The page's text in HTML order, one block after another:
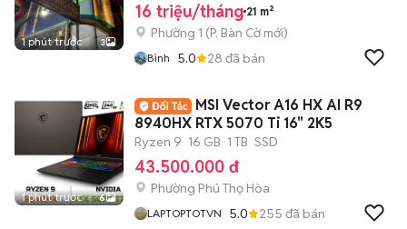
1 phút trước 3
16 triệu/tháng 21 m²
Phường 1 (P. Bàn Cờmới)
Bình 5.0 28 đã bán
1 phút trước 6
MSI Vector A16 HX AI R9
8940HX RTX 5070 Ti 16" 2K5
Ryzen 9 16 GB 1 TB SSD
43.500.000 đ
Phường Phú Thọ Hòa
LAPTOPTOTVN 5.0 255 đã bán